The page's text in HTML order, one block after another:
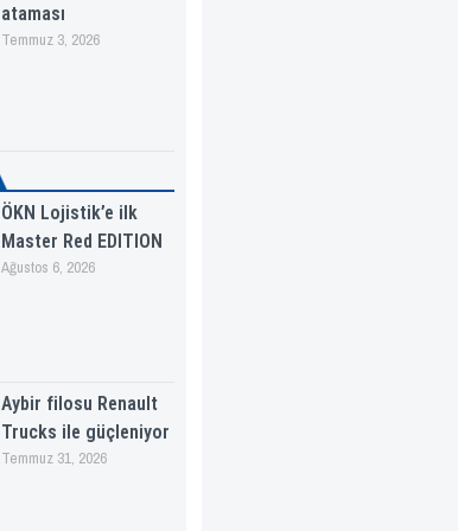
ataması
Temmuz 3, 2026
ÖKN Lojistik’e ilk
Master Red EDITION
Ağustos 6, 2026
Aybir filosu Renault
Trucks ile güçleniyor
Temmuz 31, 2026